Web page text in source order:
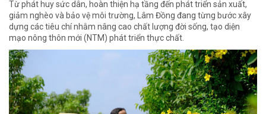
Từ phát huy sức dân, hoàn thiện hạ tầng đến phát triển sản xuất,
giảm nghèo và bảo vệ môi trường, Lâm Đồng đang từng bước xây
dựng các tiêu chí nhằm nâng cao chất lượng đời sống, tạo diện
mạo nông thôn mới (NTM) phát triển thực chất.